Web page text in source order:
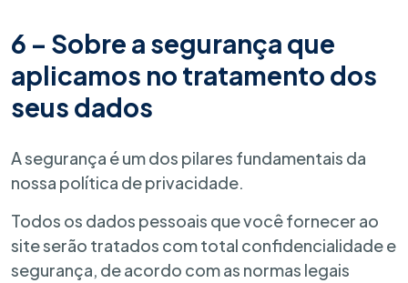
6 – Sobre a segurança que
aplicamos no tratamento dos
seus dados
A segurança é um dos pilares fundamentais da
nossa política de privacidade.
Todos os dados pessoais que você fornecer ao
site serão tratados com total confidencialidade e
segurança, de acordo com as normas legais